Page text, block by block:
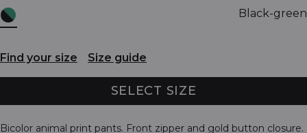
Black-green
Find your size Size guide
SELECT SIZE
Bicolor animal print pants. Front zipper and gold button closure.